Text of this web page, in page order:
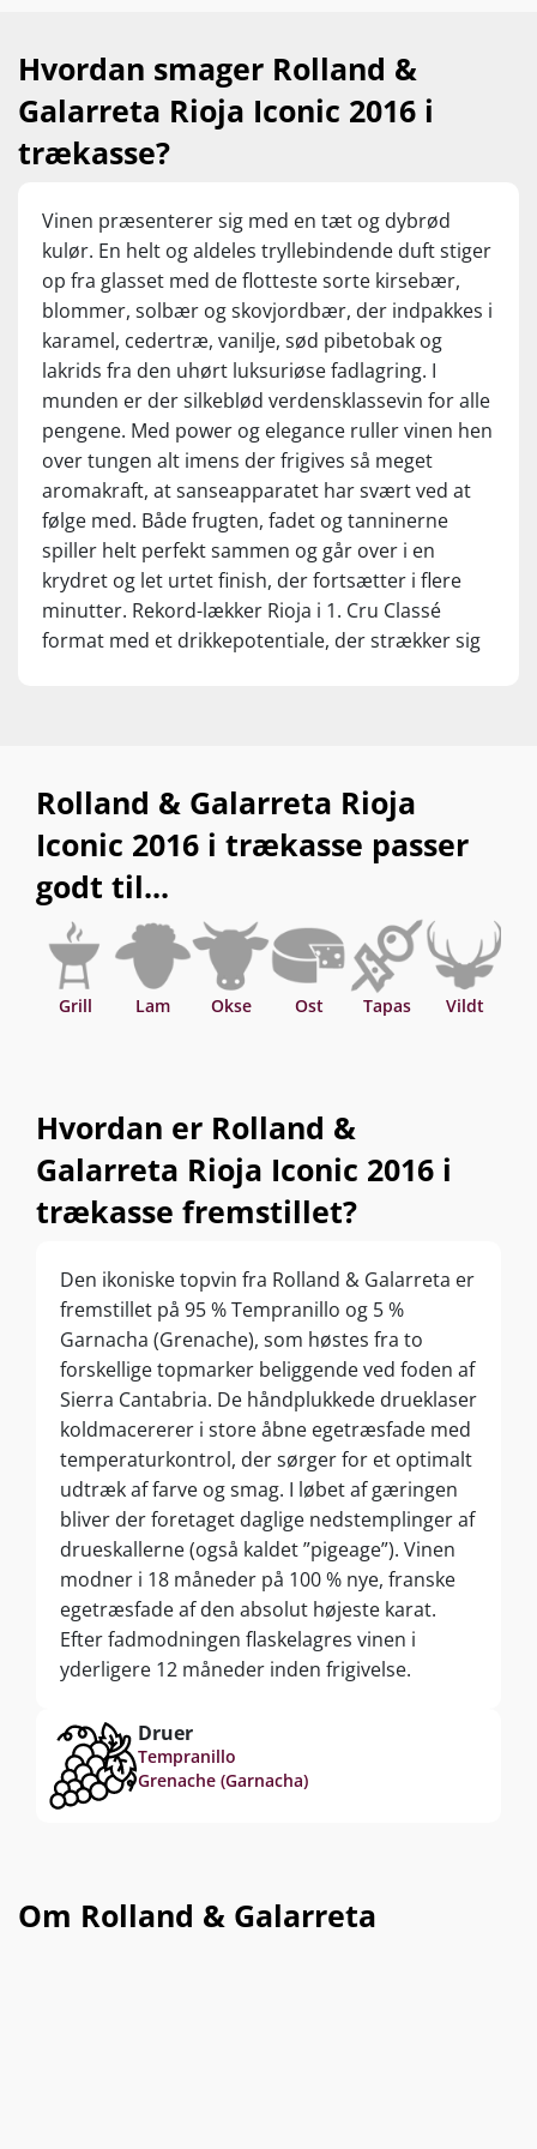
smelter nærmest i munden ... glider ud i alle
afkroge med kæmpestort velbehag. Men det
er med en stor styrke i frugten, som er frisk,
moden, generøs og næsten læskende med
sød balsamico og en vis luftighed. Det gør
hvilket virkelig giver comfort, men det er
samtidig med en enorm tyngde, nerve og
mærkbare tanniner, der dog er flot
integrerede. Det er måske nok en vin, som
burde gemmes, men den smager imidlertid
bare så forbandet godt allerede nu. 98 point.
Forhandles afSupervin , hvor en flaske koster
2.499,95 kr., mens prisen er 1.999,95 kr. ved
køb af 6 flasker. Vinanmeldelse 6,5/7
Hvordan smager Rolland &
Galarreta Rioja Iconic 2016 i
trækasse?
Vinen præsenterer sig med en tæt og dybrød
kulør. En helt og aldeles tryllebindende duft stiger
op fra glasset med de flotteste sorte kirsebær,
blommer, solbær og skovjordbær, der indpakkes i
karamel, cedertræ, vanilje, sød pibetobak og
lakrids fra den uhørt luksuriøse fadlagring. I
munden er der silkeblød verdensklassevin for alle
pengene. Med power og elegance ruller vinen hen
over tungen alt imens der frigives så meget
aromakraft, at sanseapparatet har svært ved at
følge med. Både frugten, fadet og tanninerne
spiller helt perfekt sammen og går over i en
krydret og let urtet finish, der fortsætter i flere
minutter. Rekord-lækker Rioja i 1. Cru Classé
format med et drikkepotentiale, der strækker sig
Rolland & Galarreta Rioja
Iconic 2016 i trækasse passer
godt til...
Grill Lam Okse Ost Tapas Vildt
Hvordan er Rolland &
Galarreta Rioja Iconic 2016 i
trækasse fremstillet?
Den ikoniske topvin fra Rolland & Galarreta er
fremstillet på 95 % Tempranillo og 5 %
Garnacha (Grenache), som høstes fra to
forskellige topmarker beliggende ved foden af
Sierra Cantabria. De håndplukkede drueklaser
koldmacererer i store åbne egetræsfade med
temperaturkontrol, der sørger for et optimalt
udtræk af farve og smag. I løbet af gæringen
bliver der foretaget daglige nedstemplinger af
drueskallerne (også kaldet ”pigeage”). Vinen
modner i 18 måneder på 100 % nye, franske
egetræsfade af den absolut højeste karat.
Efter fadmodningen flaskelagres vinen i
yderligere 12 måneder inden frigivelse.
Druer
Tempranillo
Grenache (Garnacha)
Om Rolland & Galarreta